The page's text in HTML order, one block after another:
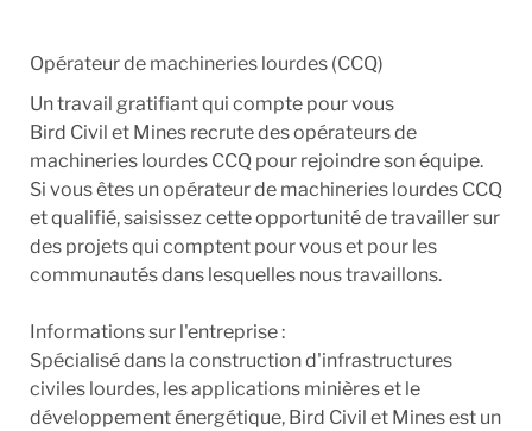
Opérateur de machineries lourdes (CCQ)
Un travail gratifiant qui compte pour vous
Bird Civil et Mines recrute des opérateurs de
machineries lourdes CCQ pour rejoindre son équipe.
Si vous êtes un opérateur de machineries lourdes CCQ
et qualifié, saisissez cette opportunité de travailler sur
des projets qui comptent pour vous et pour les
communautés dans lesquelles nous travaillons.
Informations sur l'entreprise :
Spécialisé dans la construction d'infrastructures
civiles lourdes, les applications minières et le
développement énergétique, Bird Civil et Mines est un